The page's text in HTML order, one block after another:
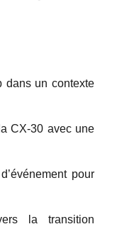
dans un contexte
CX-30 avec une
pour
la transition